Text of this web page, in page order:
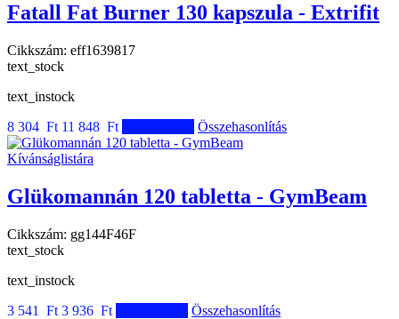
Fatall Fat Burner 130 kapszula - Extrifit
Cikkszám: eff1639817
text_stock
text_instock
8 304 Ft 11 848 Ft Összehasonlítás
Kívánságlistára
Glükomannán 120 tabletta - GymBeam
Cikkszám: gg144F46F
text_stock
text_instock
3 541 Ft 3 936 Ft Összehasonlítás